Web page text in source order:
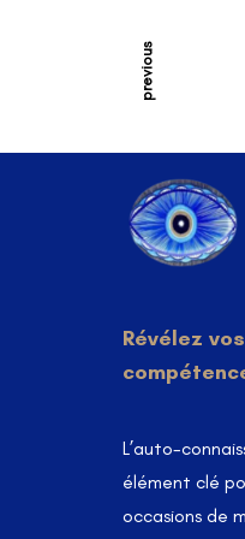
previous
Révélez
L’auto-
élément clé
occasions de